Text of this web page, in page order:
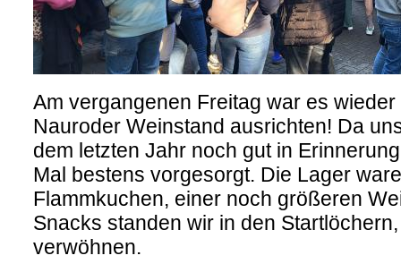
Am vergangenen Freitag war es
Nauroder Weinstand ausrichten! Da
dem letzten Jahr noch gut in
Mal bestens vorgesorgt. Die Lager
Flammkuchen, einer noch größeren
Snacks standen wir in den
verwöhnen.